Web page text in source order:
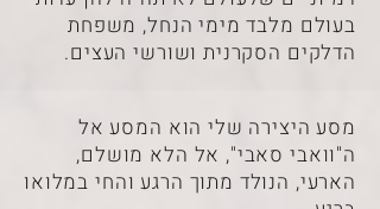
בעולם מלבד מימי הנחל, משפחת
הדלקים הסקרנית ושורשי העצים.
מסע היצירה שלי הוא המסע אל
ה"וואבי סאבי", אל הלא מושלם,
הארעי, הנולד מתוך הרגע והחי במלואו